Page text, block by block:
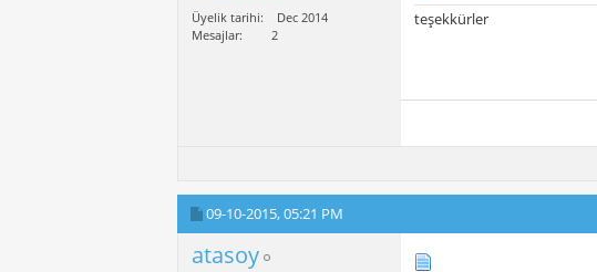
Üyelik tarihi
Dec 2014
Mesajlar
2
teşekkürler
09-10-2015,05:21 PM
atasoy